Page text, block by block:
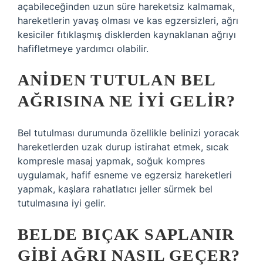
açabileceğinden uzun süre hareketsiz kalmamak,
hareketlerin yavaş olması ve kas egzersizleri, ağrı
kesiciler fıtıklaşmış disklerden kaynaklanan ağrıyı
hafifletmeye yardımcı olabilir.
ANIDEN TUTULAN BEL
AĞRISINA NE IYI GELIR?
Bel tutulması durumunda özellikle belinizi yoracak
hareketlerden uzak durup istirahat etmek, sıcak
kompresle masaj yapmak, soğuk kompres
uygulamak, hafif esneme ve egzersiz hareketleri
yapmak, kaşlara rahatlatıcı jeller sürmek bel
tutulmasına iyi gelir.
BELDE BIÇAK SAPLANIR
GIBI AĞRI NASIL GEÇER?